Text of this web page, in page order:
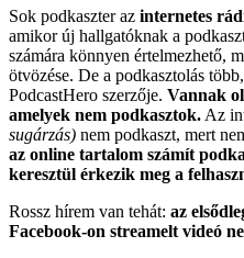
Sok podkaszter az internetes
amikor új hallgatóknak a
számára könnyen értelmezhető,
ötvözése. De a podkasztolás
PodcastHero szerzője. Vannak
amelyek nem podkasztok. Az
sugárzás) nem podkaszt, mert
az online tartalom számít
keresztül érkezik meg a
Rossz hírem van tehát: az
Facebook-on streamelt videó